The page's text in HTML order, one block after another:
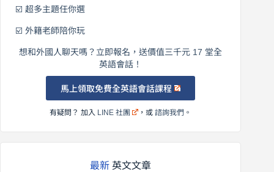
☑️ 超多主題任你選
☑️ 外籍老師陪你玩
想和外國人聊天嗎？立即報名，送價值三千元 17 堂全
英語會話！
馬上領取免費全英語會話課程
有疑問？ 加入 LINE 社團 ，或諮詢我們 。
最新 英文文章